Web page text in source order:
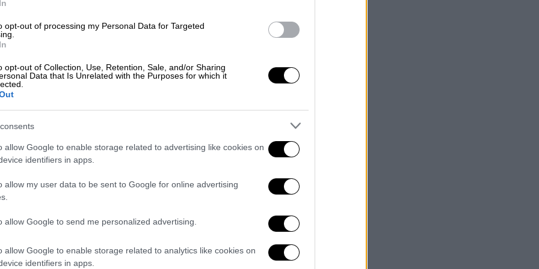
opt-out of processing my Personal Data for Targeted
opt-out of Collection, Use, Retention, Sale, and/or Sharing
Data that Is Unrelated with the Purposes for which it
allow Google to enable storage related to advertising like cookies on
identifiers in apps.
allow my user data to be sent to Google for online advertising
allow Google to send me personalized advertising.
allow Google to enable storage related to analytics like cookies on
identifiers in apps.
της σχέσης μου με την πρώην γυναίκα
από κάποιο θέμα συζήτησης με τον
είναι ένας μικρός θάνατος:
να διαρκέσει και να μην διαρκέσει,
κάτι άλλο και να βγήκε κάτι
με κάποιον για να χωρίσει. Οπότε είναι
ηθοποιός.